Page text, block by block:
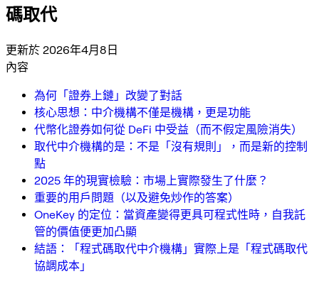
碼取代
更新於 2026年4月8日
內容
為何「證券上鏈」改變了對話
核心思想：中介機構不僅是機構，更是功能
代幣化證券如何從 DeFi 中受益（而不假定風險消失）
取代中介機構的是：不是「沒有規則」，而是新的控制
點
2025 年的現實檢驗：市場上實際發生了什麼？
重要的用戶問題（以及避免炒作的答案）
OneKey 的定位：當資產變得更具可程式性時，自我託
管的價值便更加凸顯
結語：「程式碼取代中介機構」實際上是「程式碼取代
協調成本」